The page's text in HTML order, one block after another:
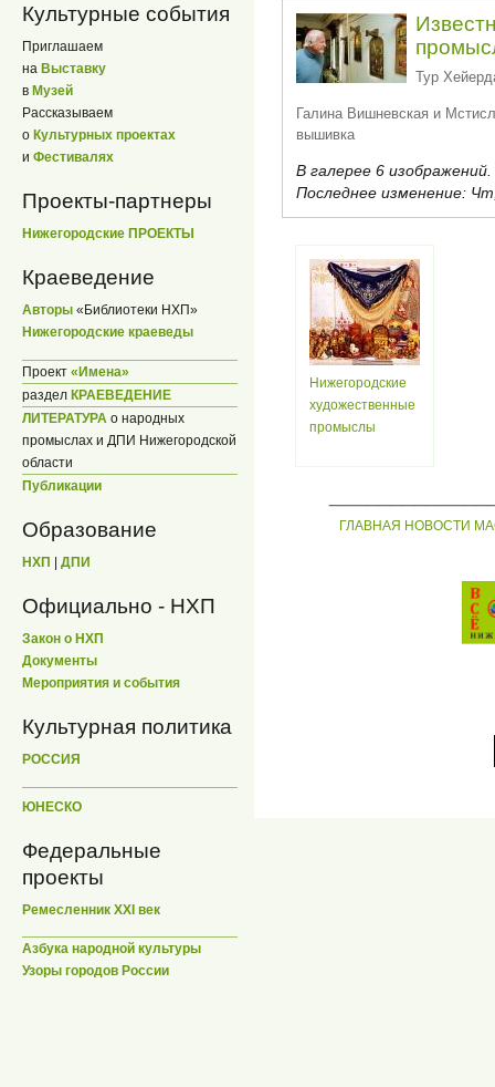
Культурные события
Приглашаем
на Выставку
в Музей
Рассказываем
о Культурных проектах
и Фестивалях
Проекты-партнеры
Нижегородские ПРОЕКТЫ
Краеведение
Авторы «Библиотеки НХП»
Нижегородские краеведы
Проект «Имена»
раздел КРАЕВЕДЕНИЕ
ЛИТЕРАТУРА о народных
промыслах и ДПИ Нижегородской
области
Публикации
Образование
НХП ДПИ
Официально - НХП
Закон о НХП
Документы
Мероприятия и события
Культурная политика
РОССИЯ
ЮНЕСКО
Федеральные
проекты
Ремесленник XXI век
Азбука народной культуры
Узоры городов России
Тур
Галина Вишневская и
вышивка
В галерее 6 изображений.
Последнее изменение:
Нижегородские
художественные
промыслы
ГЛАВНАЯ НОВОСТИ